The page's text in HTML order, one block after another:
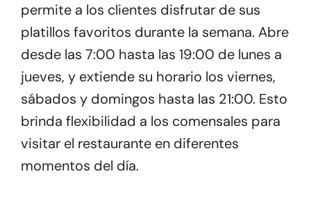
permite a los clientes disfrutar de sus
platillos favoritos durante la semana. Abre
desde las 7:00 hasta las 19:00 de lunes a
jueves, y extiende su horario los viernes,
sábados y domingos hasta las 21:00. Esto
brinda flexibilidad a los comensales para
visitar el restaurante en diferentes
momentos del día.